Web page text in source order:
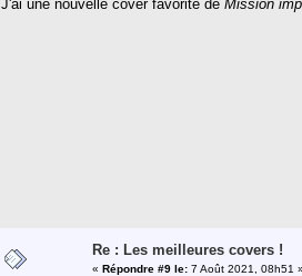
J'ai une nouvelle cover favorite de Mission
Re : Les meilleures covers !
« Répondre #9 le: 7 Août 2021, 08h51